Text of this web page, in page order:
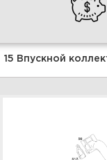
15 Впускной